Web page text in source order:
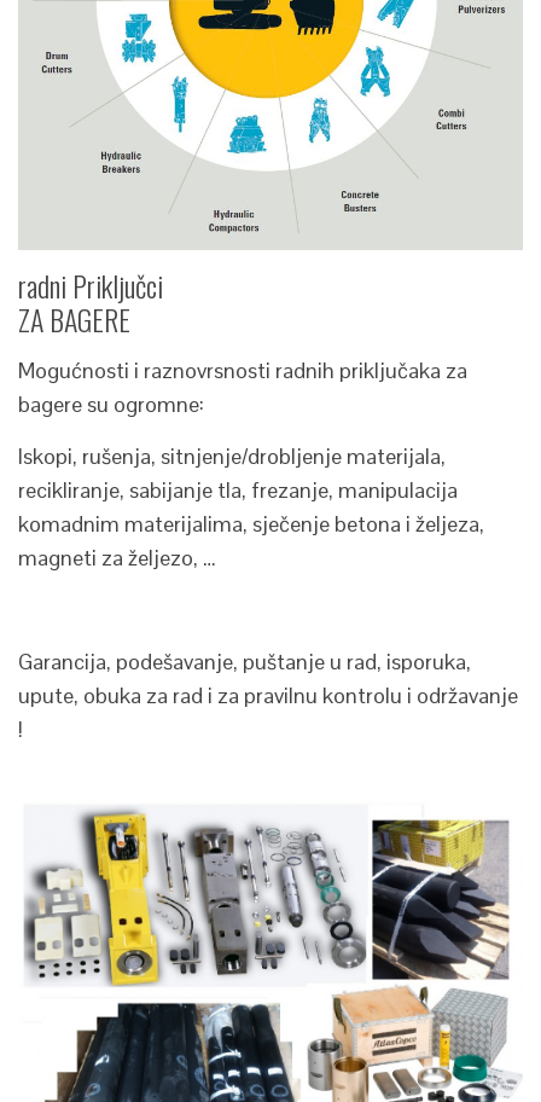
radni Priključci
ZA BAGERE
Mogućnosti i raznovrsnosti radnih priključaka za
bagere su ogromne:
Iskopi, rušenja, sitnjenje/drobljenje materijala,
recikliranje, sabijanje tla, frezanje, manipulacija
komadnim materijalima, sječenje betona i željeza,
magneti za željezo, …
Garancija, podešavanje, puštanje u rad, isporuka,
upute, obuka za rad i za pravilnu kontrolu i održavanje
!